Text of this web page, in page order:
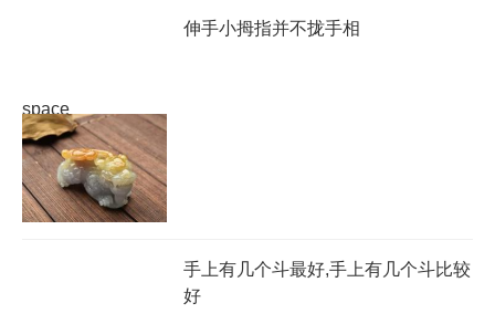
space
伸手小拇指并不拢手相
手上有几个斗最好,手上有几个斗比较
好